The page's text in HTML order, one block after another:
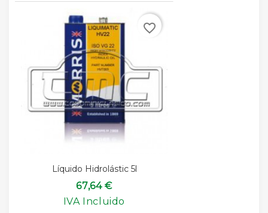
Líquido Hidrolástic 5l
67,64 €
IVA Incluido
favorite_border